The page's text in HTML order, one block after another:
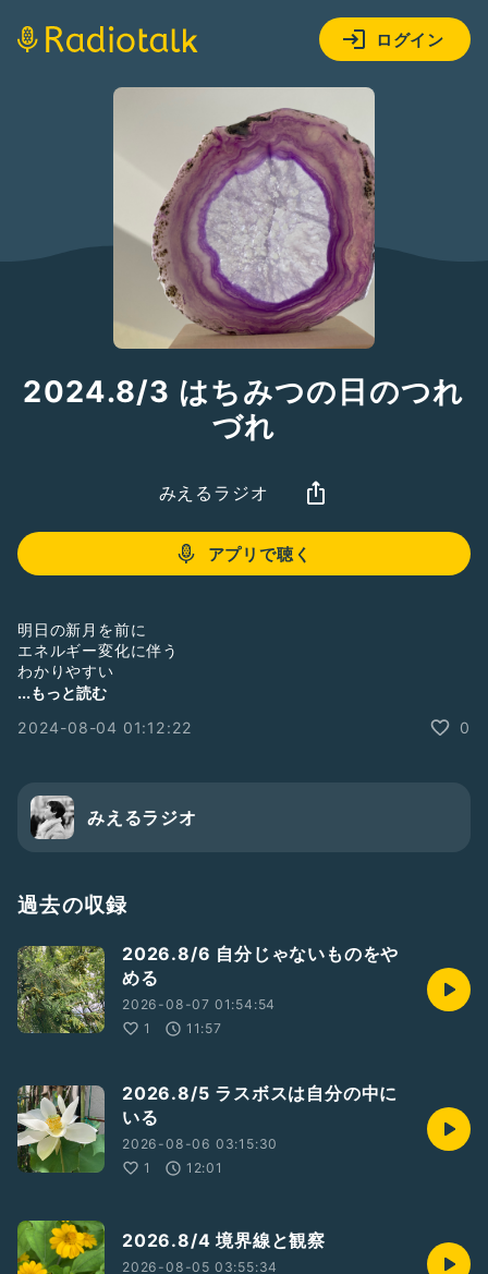
ログイン
2024.8/3 はちみつの日のつれ
づれ
みえるラジオ
アプリで聴く
明日の新月を前に
エネルギー変化に伴う
わかりやすい
手放しがきて
ワクワクしています
悩みもない
---
---
#マインド
#エネルギー
#現実創造
...もっと読む
2024-08-04 01:12:22
0
みえるラジオ
過去の収録
2026.8/6 自分じゃないものをや
める
2026-08-07 01:54:54
1
11:57
2026.8/5 ラスボスは自分の中に
いる
2026-08-06 03:15:30
1
12:01
2026.8/4 境界線と観察
2026-08-05 03:55:34